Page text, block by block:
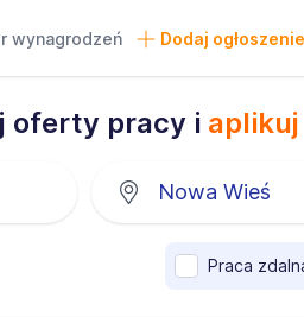
wynagrodzeń Dodaj ogłoszenie
oferty pracy i aplikuj
Praca